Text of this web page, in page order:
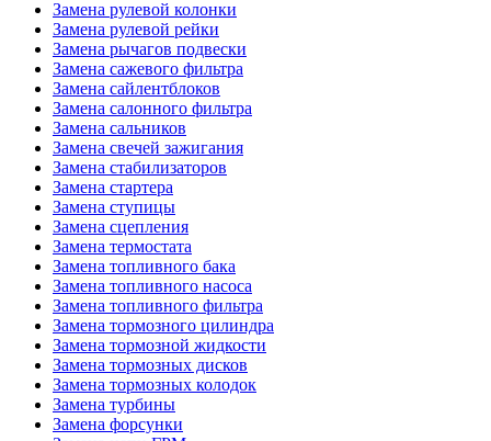
Замена рулевой колонки
Замена рулевой рейки
Замена рычагов подвески
Замена сажевого фильтра
Замена сайлентблоков
Замена салонного фильтра
Замена сальников
Замена свечей зажигания
Замена стабилизаторов
Замена стартера
Замена ступицы
Замена сцепления
Замена термостата
Замена топливного бака
Замена топливного насоса
Замена топливного фильтра
Замена тормозного цилиндра
Замена тормозной жидкости
Замена тормозных дисков
Замена тормозных колодок
Замена турбины
Замена форсунки